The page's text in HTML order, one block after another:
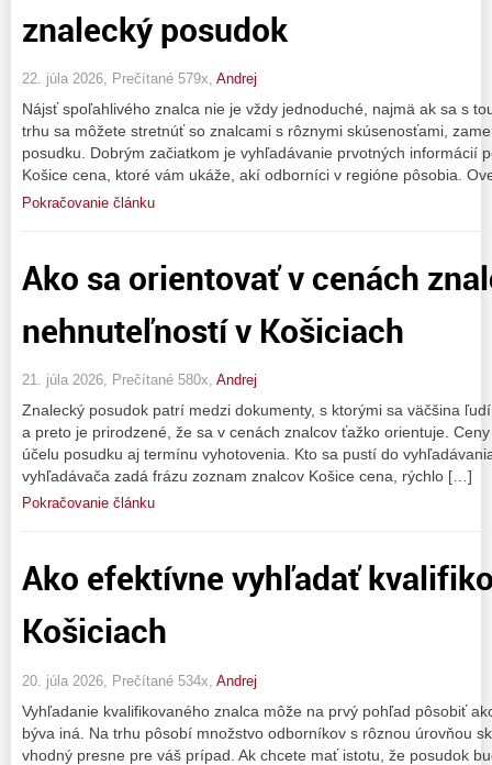
znalecký posudok
22. júla 2026, Prečítané 579x, Andrej
Nájsť spoľahlivého znalca nie je vždy jednoduché, najmä ak sa s
trhu sa môžete stretnúť so znalcami s rôznymi skúsenosťami,
posudku. Dobrým začiatkom je vyhľadávanie prvotných informácií
Košice cena, ktoré vám ukáže, akí odborníci v regióne pôsobia.
Pokračovanie článku
Ako sa orientovať v cenách
nehnuteľností v Košiciach
21. júla 2026, Prečítané 580x, Andrej
Znalecký posudok patrí medzi dokumenty, s ktorými sa väčšina
a preto je prirodzené, že sa v cenách znalcov ťažko orientuje.
účelu posudku aj termínu vyhotovenia. Kto sa pustí do
vyhľadávača zadá frázu zoznam znalcov Košice cena, rýchlo […]
Pokračovanie článku
Ako efektívne vyhľadať
Košiciach
20. júla 2026, Prečítané 534x, Andrej
Vyhľadanie kvalifikovaného znalca môže na prvý pohľad pôsobiť
býva iná. Na trhu pôsobí množstvo odborníkov s rôznou úrovňou
vhodný presne pre váš prípad. Ak chcete mať istotu, že posudok